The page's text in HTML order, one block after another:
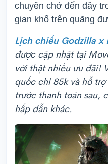
chuyên chở đến đây
gian khổ trên quãng
Lịch chiếu Godzilla
được cập nhật tại
với thật nhiều ưu đãi!
quốc chỉ 85k và hỗ
trước thanh toán sau,
hấp dẫn khác.